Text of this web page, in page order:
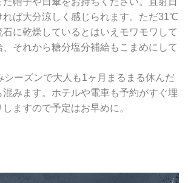
れば大分涼しく感じられます。ただ31℃
石に乾燥しているとはいえモワモワして
、それから糖分塩分補給もこまめにして
ーズンで大人も1ヶ月まるまる休んだ
混みます。ホテルや電車も予約がすぐ埋
ますので予定はお早めに。